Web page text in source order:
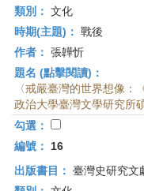
類別： 文化
時期(主題)： 戰後
作者： 張韡忻
題名 (點擊閱讀)：
〈戒嚴臺灣的世界想像
政治大學臺灣文學研究所
勾選：
編號：
16
出版書目： 臺灣史研究文